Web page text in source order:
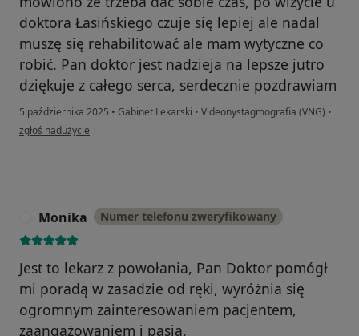
doktora Łasińskiego czuje się lepiej ale nadal
muszę się rehabilitować ale mam wytyczne co
robić. Pan doktor jest nadzieja na lepsze jutro
dziękuje z całego serca, serdecznie pozdrawiam
5 października 2025 • Gabinet Lekarski • Videonystagmografia (VNG) •
w opinii użytkownika Agnieszka
zgłoś nadużycie
Monika Numer telefonu zweryfikowany
Jest to lekarz z powołania, Pan Doktor pomógł
mi poradą w zasadzie od ręki, wyróżnia się
ogromnym zainteresowaniem pacjentem,
zaangażowaniem i pasją.